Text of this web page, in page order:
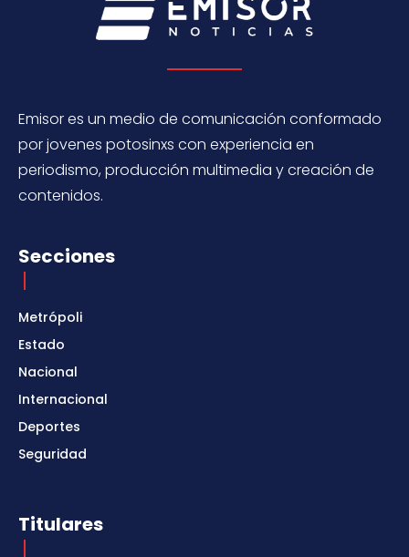
Emisor es un medio de comunicación conformado
por jovenes potosinxs con experiencia en
periodismo, producción multimedia y creación de
contenidos.
Secciones
Metrópoli
Estado
Nacional
Internacional
Deportes
Seguridad
Titulares